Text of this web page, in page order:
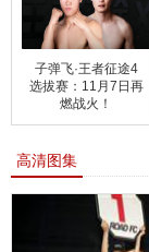
子弹飞·王者征途4
选拔赛：11月7日再
燃战火！
高清图集